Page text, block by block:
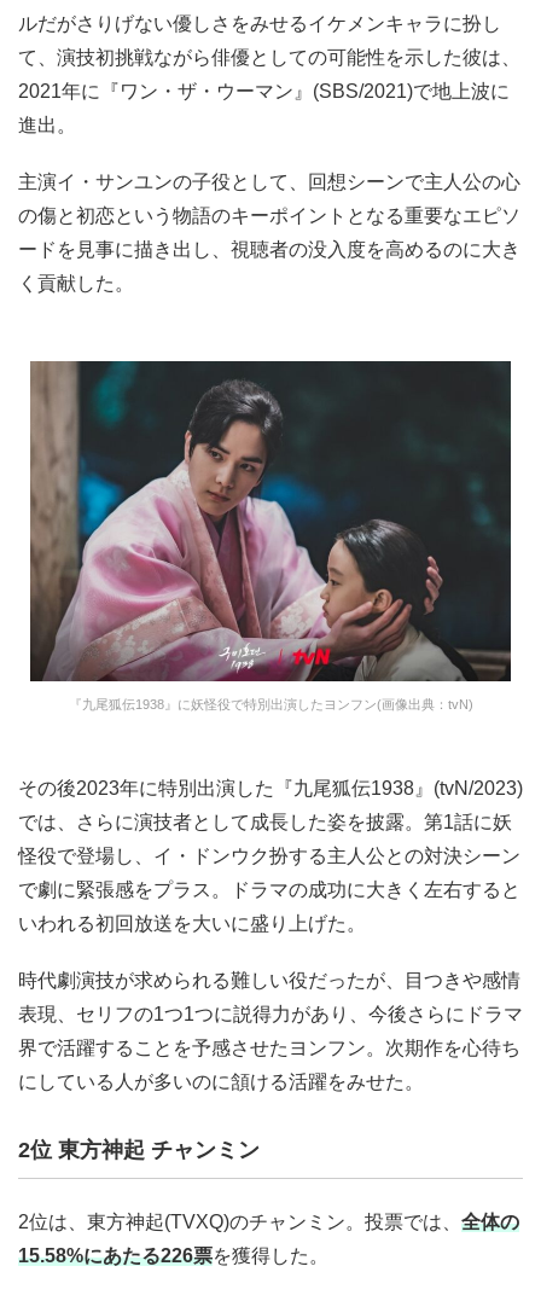
ルだがさりげない優しさをみせるイケメンキャラに扮し
て、演技初挑戦ながら俳優としての可能性を示した彼は、
2021年に『ワン・ザ・ウーマン』(SBS/2021)で地上波に
進出。
主演イ・サンユンの子役として、回想シーンで主人公の心
の傷と初恋という物語のキーポイントとなる重要なエピソ
ードを見事に描き出し、視聴者の没入度を高めるのに大き
く貢献した。
『九尾狐伝1938』に妖怪役で特別出演したヨンフン(画像出典：tvN)
その後2023年に特別出演した『九尾狐伝1938』(tvN/2023)
では、さらに演技者として成長した姿を披露。第1話に妖
怪役で登場し、イ・ドンウク扮する主人公との対決シーン
で劇に緊張感をプラス。ドラマの成功に大きく左右すると
いわれる初回放送を大いに盛り上げた。
時代劇演技が求められる難しい役だったが、目つきや感情
表現、セリフの1つ1つに説得力があり、今後さらにドラマ
界で活躍することを予感させたヨンフン。次期作を心待ち
にしている人が多いのに頷ける活躍をみせた。
2位 東方神起 チャンミン
2位は、東方神起(TVXQ)のチャンミン。投票では、 全体の
15.58%にあたる226票を獲得した。